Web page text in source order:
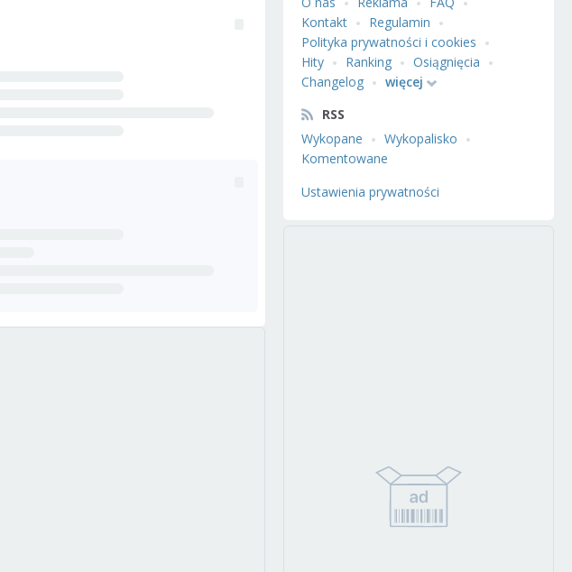
Kontakt
Regulamin
Polityka prywatności i cookies
Hity
Ranking
Osiągnięcia
Changelog
więcej
RSS
Wykopane
Wykopalisko
Komentowane
Ustawienia prywatności